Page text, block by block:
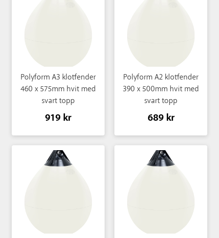
Polyform A3 klotfender
460 x 575mm hvit med
svart topp
919 kr
Polyform A2 klotfender
390 x 500mm hvit med
svart topp
689 kr